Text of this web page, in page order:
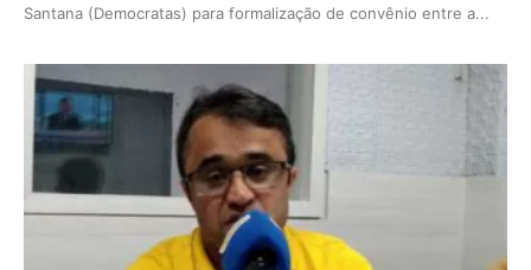
Santana (Democratas) para formalização de convênio entre a...